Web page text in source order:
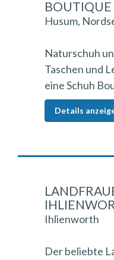
BOUTIQUE
Husum,
Naturschuh
Taschen und
eine Schuh
Details
Ihlienworth
Der beliebte